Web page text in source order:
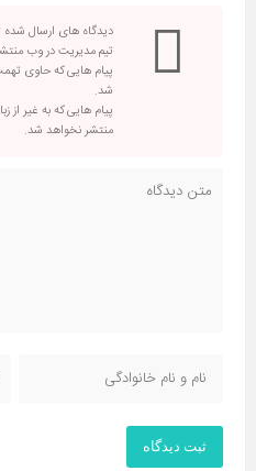
دیدگاه های ارسال
تیم مدیریت در وب
پیام هایی که حاوی
شد.
پیام هایی که به غیر از
منتشر نخواهد شد.
ثبت دیدگاه